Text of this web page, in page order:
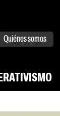
Quiénes somos